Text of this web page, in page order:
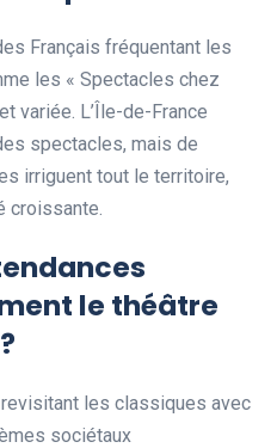
Français fréquentant les
les « Spectacles chez
variée. L’Île-de-France
spectacles, mais de
irriguent tout le territoire,
croissante.
le théâtre
les classiques avec
sociétaux